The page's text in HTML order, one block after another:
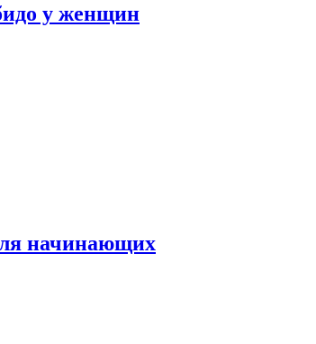
у женщин
начинающих